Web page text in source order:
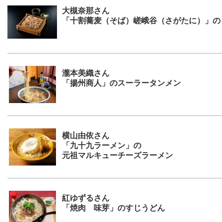
大槻奈那さん
「十割蕎麦（そば）嵯峨谷（さがたに）」
瀧本美織さん
「揚州商人」のスーラータンメン
横山由依さん
「九十九ラーメン」の
元祖マルキューチーズラーメン
紅ゆずるさん
「焼肉 味芽」のすじうどん